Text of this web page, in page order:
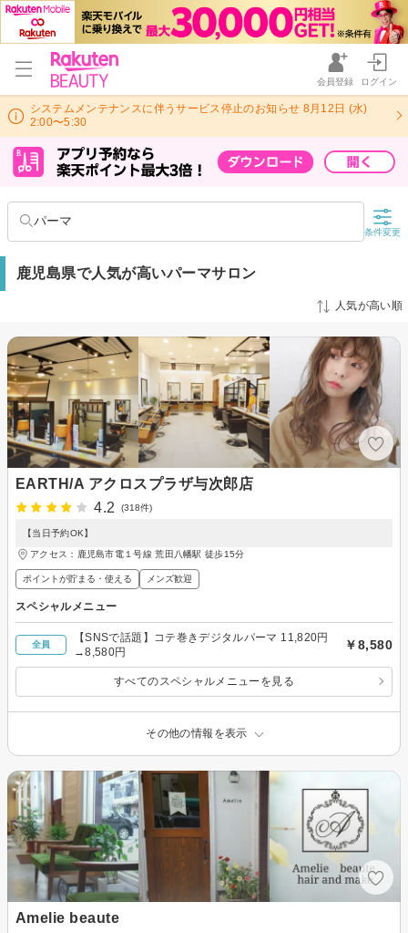
会員登録 ログイン
システムメンテナンスに伴うサービス停止のお知らせ 8月12日 (水)
2:00〜5:30
パーマ
条件変更
鹿児島県で人気が高いパーマサロン
人気が高い順
EARTH/A アクロスプラザ与次郎店
4.2
(318件)
【当日予約OK】
アクセス：鹿児島市電１号線 荒田八幡駅 徒歩15分
ポイントが貯まる・使える メンズ歓迎
スペシャルメニュー
全員
【SNSで話題】コテ巻きデジタルパーマ 11,820円
→8,580円
￥8,580
すべてのスペシャルメニューを見る
その他の情報を表示
Amelie beaute